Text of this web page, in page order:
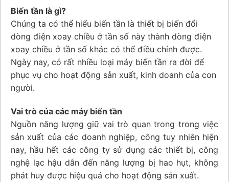
Biến tần là gì?
Chúng ta có thể hiểu biến tần là thiết bị biến đổi
dòng điện xoay chiều ở tần số này thành dòng điện
xoay chiều ở tần số khác có thể điều chỉnh được.
Ngày nay, có rất nhiều loại máy biến tần ra đời để
phục vụ cho hoạt động sản xuất, kinh doanh của con
người.
Vai trò của các máy biến tần
Nguồn năng lượng giữ vai trò quan trong trong việc
sản xuất của các doanh nghiệp, công tuy nhiên hiện
nay, hầu hết các công ty sử dụng các thiết bị, công
nghệ lạc hậu dẫn đến năng lượng bị hao hụt, không
phát huy được hiệu quả cho hoạt động sản xuất.